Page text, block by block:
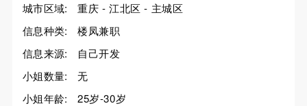
城市区域:
重庆 - 江北区 - 主城区
信息种类:
楼凤兼职
信息来源:
自己开发
小姐数量:
无
小姐年龄:
25岁-30岁